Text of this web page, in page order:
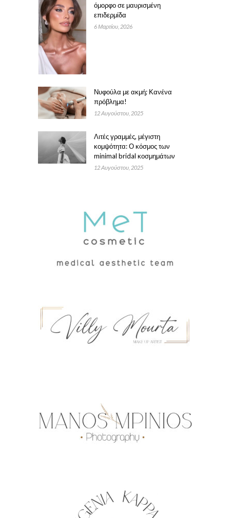
όμορφο σε μαυρισμένη
επιδερμίδα
6 Μαρτίου, 2026
Νυφούλα με ακμή; Κανένα
πρόβλημα!
12 Αυγούστου, 2025
Λιτές γραμμές, μέγιστη
κομψότητα: Ο κόσμος των
minimal bridal κοσμημάτων
12 Αυγούστου, 2025